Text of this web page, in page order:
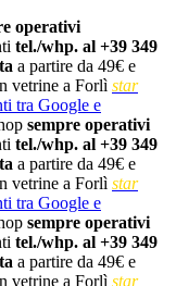
operativi
tel./whp. al +39 349
a partire da 49€ e
vetrine a Forlì star
tra Google e
sempre operativi
tel./whp. al +39 349
a partire da 49€ e
vetrine a Forlì star
tra Google e
sempre operativi
tel./whp. al +39 349
a partire da 49€ e
vetrine a Forlì star